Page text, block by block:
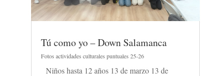
Tú como yo – Down Salamanca
Fotos actividades culturales puntuales 25-26
Niños hasta 12 años 13 de marzo 13 de